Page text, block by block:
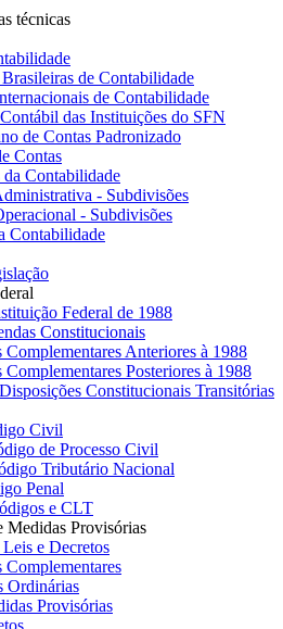
técnicas
de Contabilidade
de Contabilidade
das Instituições do SFN
de Contas Padronizado
Contas
da Contabilidade
- Subdivisões
- Subdivisões
Contabilidade
Federal de 1988
Constitucionais
Anteriores à 1988
Posteriores à 1988
Constitucionais Transitórias
Civil
de Processo Civil
Tributário Nacional
Penal
e CLT
Medidas Provisórias
e Decretos
Ordinárias
Provisórias